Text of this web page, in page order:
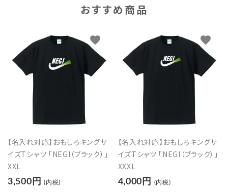
おすすめ商品
【名入れ対応】おもしろキングサ
イズTシャツ 「NEGI（ブラック）」
XXL
3,500円 (内税)
favorite
【名入れ対応】おもしろキングサ
イズTシャツ 「NEGI（ブラック）」
XXXL
4,000円 (内税)
favorite